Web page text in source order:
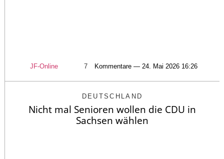
JF-Online 7 Kommentare — 24. Mai 2026 16:26
DEUTSCHLAND
Nicht mal Senioren wollen die CDU in
Sachsen wählen